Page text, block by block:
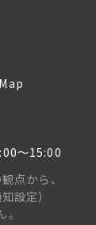
〜15:00
点から、
設定）